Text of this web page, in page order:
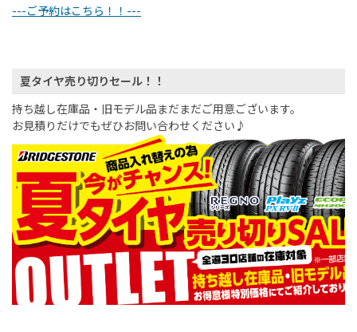
---ご予約はこちら！！---
夏タイヤ売り切りセール！！
持ち越し在庫品・旧モデル品まだまだご用意ございます。
お見積りだけでもぜひお問い合わせください♪